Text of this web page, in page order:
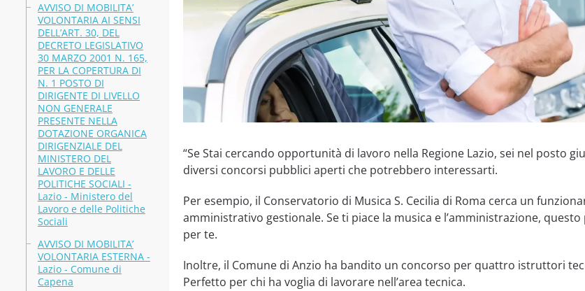
AVVISO DI MOBILITA’
VOLONTARIA AI SENSI
DELL’ART. 30, DEL
DECRETO LEGISLATIVO
30 MARZO 2001 N. 165,
PER LA COPERTURA DI
N. 1 POSTO DI
DIRIGENTE DI LIVELLO
NON GENERALE
PRESENTE NELLA
DOTAZIONE ORGANICA
DIRIGENZIALE DEL
MINISTERO DEL
LAVORO E DELLE
POLITICHE SOCIALI -
Lazio - Ministero del
Lavoro e delle Politiche
Sociali
AVVISO DI MOBILITA’
VOLONTARIA ESTERNA -
Lazio - Comune di
Capena
“Se Stai cercando opportunità di lavoro nella Regione Lazio, sei nel posto
diversi concorsi pubblici aperti che potrebbero interessarti.
Per esempio, il Conservatorio di Musica S. Cecilia di Roma cerca un
amministrativo gestionale. Se ti piace la musica e l’amministrazione,
per te.
Inoltre, il Comune di Anzio ha bandito un concorso per quattro istruttori
Perfetto per chi ha voglia di lavorare nell’area tecnica.